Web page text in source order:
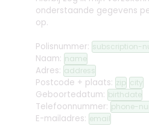
onderstaande gegevens
op.
Polisnummer: subscription-
Naam: name
Adres: address
Postcode + plaats: zip city
Geboortedatum: birthdate
Telefoonnummer: phone-
E-mailadres: email